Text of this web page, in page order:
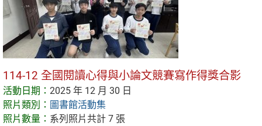
114-12 全國閱讀心得與小論文競賽寫作得獎合影
活動日期： 2025 年 12 月 30 日
照片類別： 圖書館活動集
照片數量： 系列照片共計 7 張